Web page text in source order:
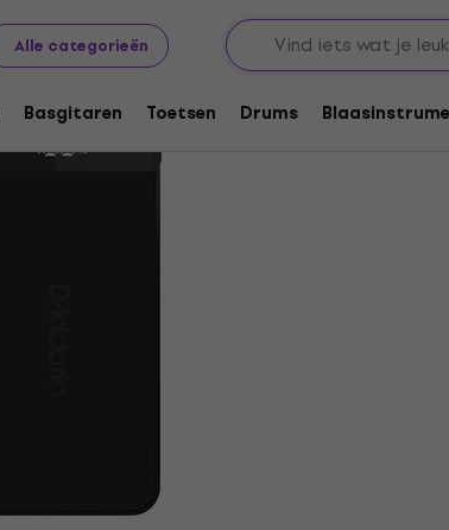
Alle categorieën
Basgitaren Toetsen Drums
Gitaareffecten Voedingsadapters voor effecten